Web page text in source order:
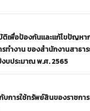
เพื่อป้องกันและแก้ไขปัญหา
รทำงาน ของสำนักงานสาธ
งบประมาณ พ.ศ. 2565
บการใช้ทรัพย์สินของราชก